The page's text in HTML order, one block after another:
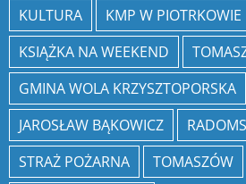
KULTURA
KMP W PIOTRKOWIE
KSIĄŻKA NA WEEKEND
GMINA WOLA KRZYSZTOPORSKA
JAROSŁAW BĄKOWICZ
STRAŻ POŻARNA
TOMASZÓW